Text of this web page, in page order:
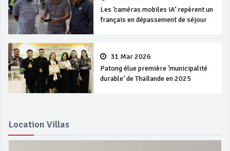
Les ‘caméras mobiles IA’ repèrent un
français en dépassement de séjour
31 Mar 2026
Patong élue première ‘municipalité
durable’ de Thaïlande en 2025
Location Villas